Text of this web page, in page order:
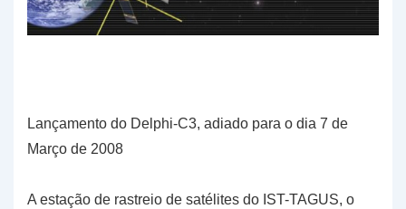
Lançamento do Delphi-C3, adiado para o dia 7 de
Março de 2008
A estação de rastreio de satélites do IST-TAGUS, o